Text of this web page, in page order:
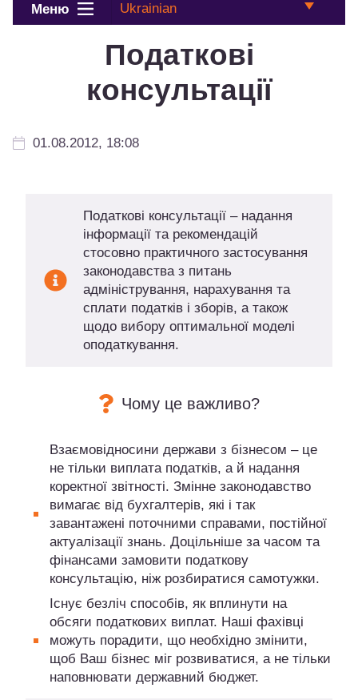
Меню Ukrainian
Податкові
консультації
01.08.2012, 18:08
Податкові консультації – надання
інформації та рекомендацій
стосовно практичного застосування
законодавства з питань
адміністрування, нарахування та
сплати податків і зборів, а також
щодо вибору оптимальної моделі
оподаткування.
Чому це важливо?
Взаємовідносини держави з бізнесом – це
не тільки виплата податків, а й надання
коректної звітності. Змінне законодавство
вимагає від бухгалтерів, які і так
завантажені поточними справами, постійної
актуалізації знань. Доцільніше за часом та
фінансами замовити податкову
консультацію, ніж розбиратися самотужки.
Існує безліч способів, як вплинути на
обсяги податкових виплат. Наші фахівці
можуть порадити, що необхідно змінити,
щоб Ваш бізнес міг розвиватися, а не тільки
наповнювати державний бюджет.